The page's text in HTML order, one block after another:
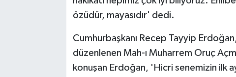
özüdür, mayasıdır' dedi.
Cumhurbaşkanı Recep Tayyip
düzenlenen Mah-ı Muharrem Oruç
konuşan Erdoğan, 'Hicri senemizin ilk